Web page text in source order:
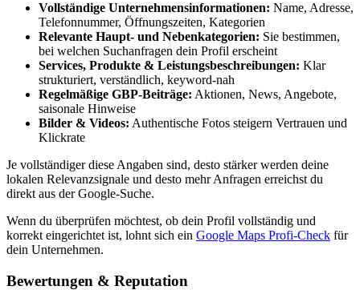
Vollständige Unternehmensinformationen: Name, Adresse,
Telefonnummer, Öffnungszeiten, Kategorien
Relevante Haupt- und Nebenkategorien: Sie bestimmen,
bei welchen Suchanfragen dein Profil erscheint
Services, Produkte & Leistungsbeschreibungen: Klar
strukturiert, verständlich, keyword-nah
Regelmäßige GBP-Beiträge: Aktionen, News, Angebote,
saisonale Hinweise
Bilder & Videos: Authentische Fotos steigern Vertrauen und
Klickrate
Je vollständiger diese Angaben sind, desto stärker werden deine
lokalen Relevanzsignale und desto mehr Anfragen erreichst du
direkt aus der Google-Suche.
Wenn du überprüfen möchtest, ob dein Profil vollständig und
korrekt eingerichtet ist, lohnt sich ein Google Maps Profi-Check für
dein Unternehmen.
Bewertungen & Reputation